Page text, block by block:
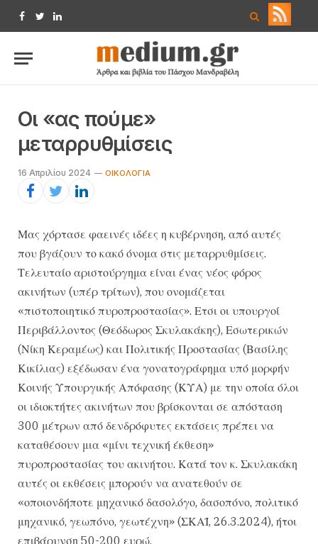
Facebook
TwitterLinkedIn
Οι «ας πούμε»
μεταρρυθμίσεις
16 Απριλίου 2024 ΟΙΚΟΛΟΓΊΑ
Μας χόρτασε φαεινές ιδέες η κυβέρνηση, από αυτές
που βγάζουν το κακό όνομα στις μεταρρυθμίσεις.
Τελευταίο αριστούργημα είναι ένας νέος φόρος
ακινήτων (υπέρ τρίτων), που ονομάζεται
«πιστοποιητικό πυροπροστασίας». Ετσι οι υπουργοί
Περιβάλλοντος (Θεόδωρος Σκυλακάκης), Εσωτερικών
(Νίκη Κεραμέως) και Πολιτικής Προστασίας (Βασίλης
Κικίλιας) εξέδωσαν ένα γονατογράφημα υπό μορφήν
Κοινής Υπουργικής Απόφασης (ΚΥΑ) με την οποία όλοι
οι ιδιοκτήτες ακινήτων που βρίσκονται σε απόσταση
300 μέτρων από δενδρόφυτες εκτάσεις πρέπει να
καταθέσουν μια «μίνι τεχνική έκθεση»
πυροπροστασίας του ακινήτου. Κατά τον κ. Σκυλακάκη
αυτές οι εκθέσεις μπορούν να ανατεθούν σε
«οποιονδήποτε μηχανικό δασολόγο, δασοπόνο, πολιτικό
μηχανικό, γεωπόνο, γεωτέχνη» (ΣΚΑΪ, 26.3.2024), ήτοι
επιβάρυνση 50-200 ευρώ.